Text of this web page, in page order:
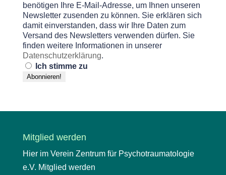
benötigen Ihre E-Mail-Adresse, um Ihnen unseren
Newsletter zusenden zu können. Sie erklären sich
damit einverstanden, dass wir Ihre Daten zum
Versand des Newsletters verwenden dürfen. Sie
finden weitere Informationen in unserer
Datenschutzerklärung.
Ich stimme zu
Mitglied werden
Hier im Verein Zentrum für Psychotraumatologie
e.V. Mitglied werden